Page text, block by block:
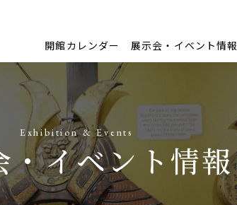
開館カレンダー 展示会・イベント情報
Exhibition & Events
・イベント情報